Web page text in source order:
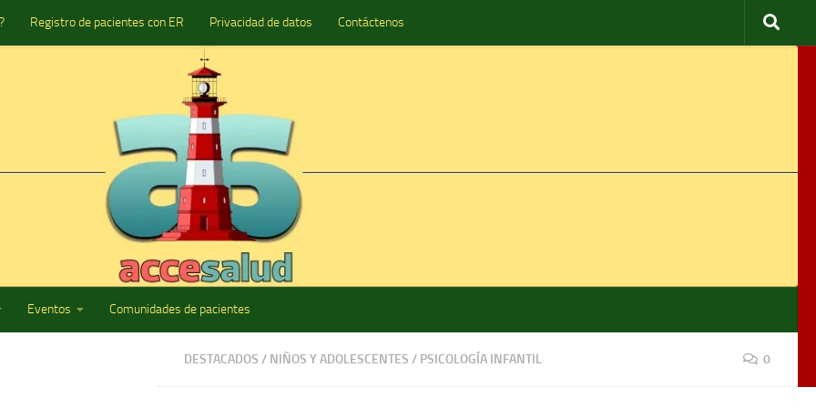
Registro de pacientes con ER Privacidad de datos Contáctenos
Eventos Comunidades de pacientes
DESTACADOS / NIÑOS Y ADOLESCENTES / PSICOLOGÍA INFANTIL 0